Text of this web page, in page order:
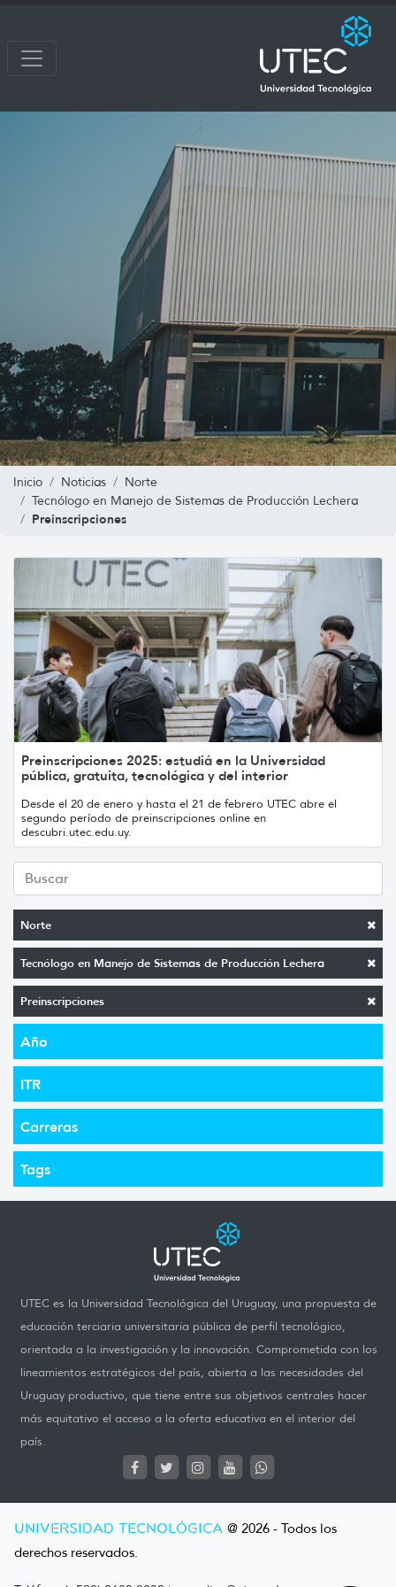
Inicio Noticias
Norte
Tecnólogo en Manejo de Sistemas de Producción Lechera
Preinscripciones
Norte
Tecnólogo en Manejo de Sistemas de Producción Lechera
Preinscripciones
Año
ITR
Carreras
Tags
Preinscripciones 2025: estudiá en la Universidad
pública, gratuita, tecnológica y del interior
Desde el 20 de enero y hasta el 21 de febrero UTEC abre el
segundo período de preinscripciones online en
descubri.utec.edu.uy.
UTEC es la Universidad Tecnológica del Uruguay, una propuesta de
educación terciaria universitaria pública de perfil tecnológico,
orientada a la investigación y la innovación. Comprometida con los
lineamientos estratégicos del país, abierta a las necesidades del
Uruguay productivo, que tiene entre sus objetivos centrales hacer
más equitativo el acceso a la oferta educativa en el interior del
país.
UNIVERSIDAD TECNOLÓGICA @ 2026 - Todos los
derechos reservados.